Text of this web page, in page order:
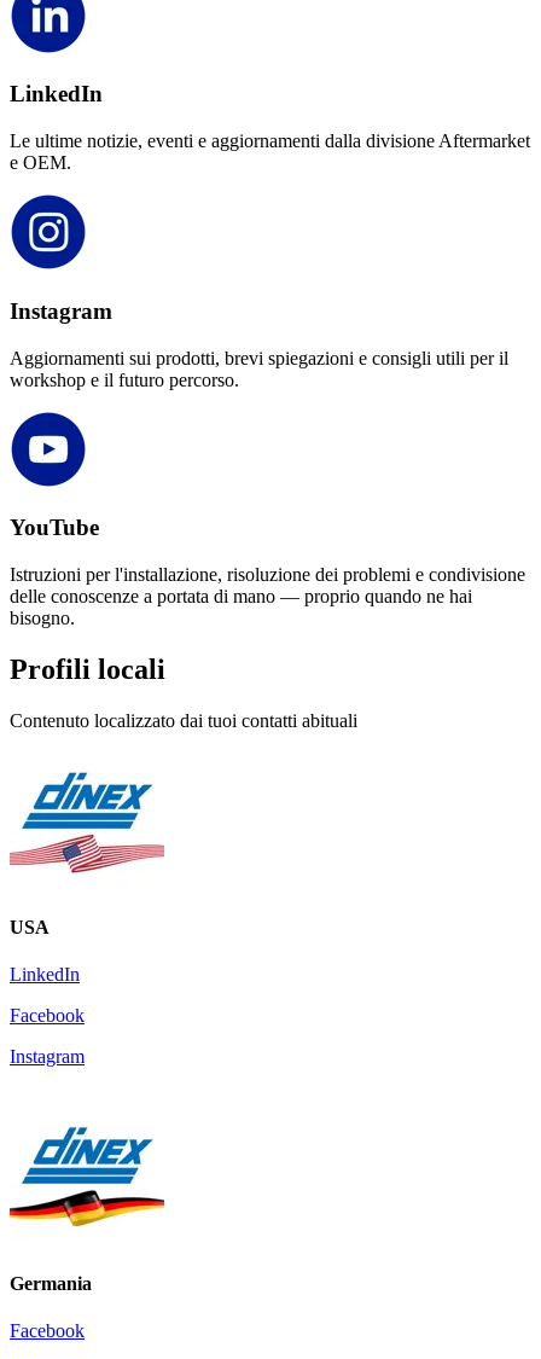
LinkedIn
Le ultime notizie, eventi e aggiornamenti dalla divisione Aftermarket
e OEM.
Instagram
Aggiornamenti sui prodotti, brevi spiegazioni e consigli utili per il
workshop e il futuro percorso.
YouTube
Istruzioni per l'installazione, risoluzione dei problemi e condivisione
delle conoscenze a portata di mano — proprio quando ne hai
bisogno.
Profili locali
Contenuto localizzato dai tuoi contatti abituali
USA
LinkedIn
Facebook
Instagram
Germania
Facebook